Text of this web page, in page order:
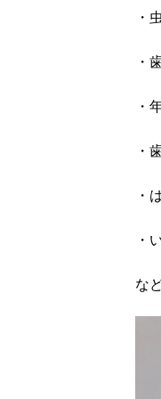
・
・
・
・
・
・
な